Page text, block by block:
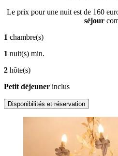
Le prix pour une nuit est de 160
séjour
1 chambre(s)
1 nuit(s) min.
2 hôte(s)
Petit déjeuner inclus
Disponibilités et réservation